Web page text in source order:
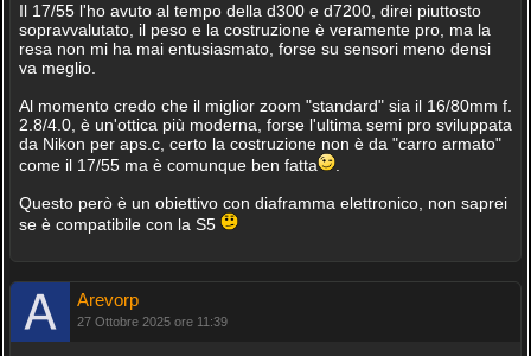
Il 17/55 l'ho avuto al tempo della d300 e d7200, direi piuttosto
sopravvalutato, il peso e la costruzione è veramente pro, ma la
resa non mi ha mai entusiasmato, forse su sensori meno densi
va meglio.
Al momento credo che il miglior zoom "standard" sia il 16/80mm f.
2.8/4.0, è un'ottica più moderna, forse l'ultima semi pro sviluppata
da Nikon per aps.c, certo la costruzione non è da "carro armato"
come il 17/55 ma è comunque ben fatta
.
Questo però è un obiettivo con diaframma elettronico, non saprei
se è compatibile con la S5
Arevorp
27 Ottobre 2025 ore 11:39